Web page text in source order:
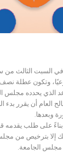
في السبت الثالث من
وتكون عطلة
الذي يحدده مجلس
العام أن يقرر بدء
وبعدها.
بناءً على طلب يقدمه
ذلك إلا بترخيص من
مجلس الجامعة.